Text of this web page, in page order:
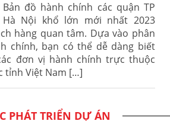
Bản đồ hành chính các quận TP
Hà Nội khổ lớn mới nhất 2023
hàng quan tâm. Dựa vào phân
chính, bạn có thể dễ dàng biết
đơn vị hành chính trực thuộc
tỉnh Việt Nam […]
PHÁT TRIỂN DỰ ÁN